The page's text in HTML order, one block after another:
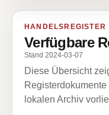
HANDELSREGISTER
Verfügbare
Stand 2024-03-07
Diese Übersicht
lokalen Archiv